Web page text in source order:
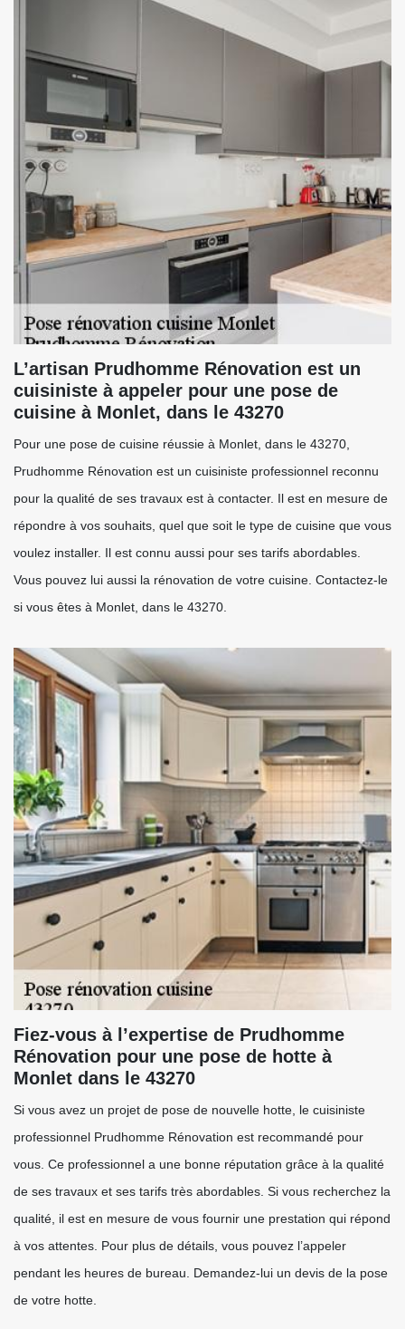
L’artisan Prudhomme Rénovation est un
cuisiniste à appeler pour une pose de
cuisine à Monlet, dans le 43270
Pour une pose de cuisine réussie à Monlet, dans le 43270,
Prudhomme Rénovation est un cuisiniste professionnel reconnu
pour la qualité de ses travaux est à contacter. Il est en mesure de
répondre à vos souhaits, quel que soit le type de cuisine que vous
voulez installer. Il est connu aussi pour ses tarifs abordables.
Vous pouvez lui aussi la rénovation de votre cuisine. Contactez-le
si vous êtes à Monlet, dans le 43270.
Fiez-vous à l’expertise de Prudhomme
Rénovation pour une pose de hotte à
Monlet dans le 43270
Si vous avez un projet de pose de nouvelle hotte, le cuisiniste
professionnel Prudhomme Rénovation est recommandé pour
vous. Ce professionnel a une bonne réputation grâce à la qualité
de ses travaux et ses tarifs très abordables. Si vous recherchez la
qualité, il est en mesure de vous fournir une prestation qui répond
à vos attentes. Pour plus de détails, vous pouvez l’appeler
pendant les heures de bureau. Demandez-lui un devis de la pose
de votre hotte.